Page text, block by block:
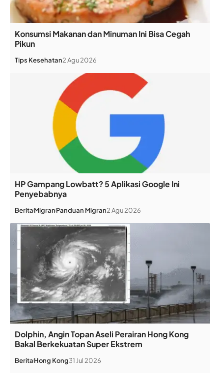
Konsumsi Makanan dan Minuman Ini Bisa Cegah
Pikun
Tips Kesehatan2 Agu 2026
HP Gampang Lowbatt? 5 Aplikasi Google Ini
Penyebabnya
BeritaMigranPanduan Migran2 Agu 2026
Dolphin, Angin Topan Aseli Perairan Hong Kong
Bakal Berkekuatan Super Ekstrem
BeritaHong Kong31 Jul 2026